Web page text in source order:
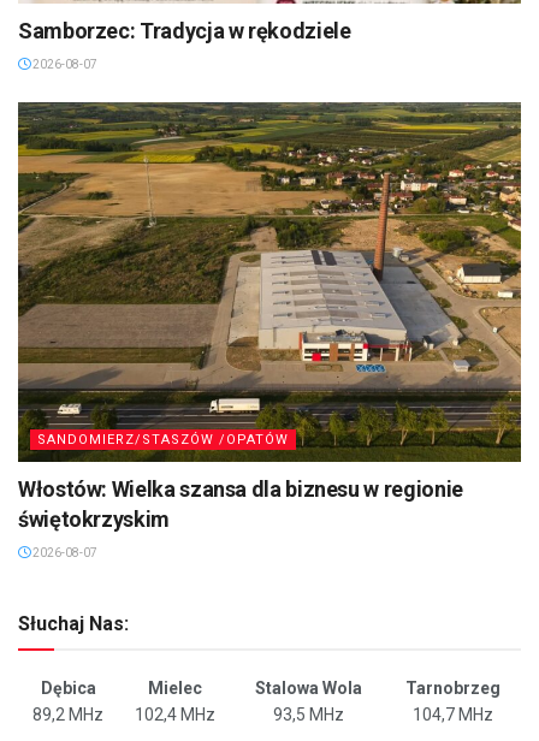
Samborzec: Tradycja w rękodziele
2026-08-07
SANDOMIERZ/STASZÓW /OPATÓW
Włostów: Wielka szansa dla biznesu w regionie
świętokrzyskim
2026-08-07
Słuchaj Nas:
Dębica Mielec Stalowa Wola
Tarnobrzeg
89,2 MHz
102,4 MHz 93,5 MHz 104,7 MHz